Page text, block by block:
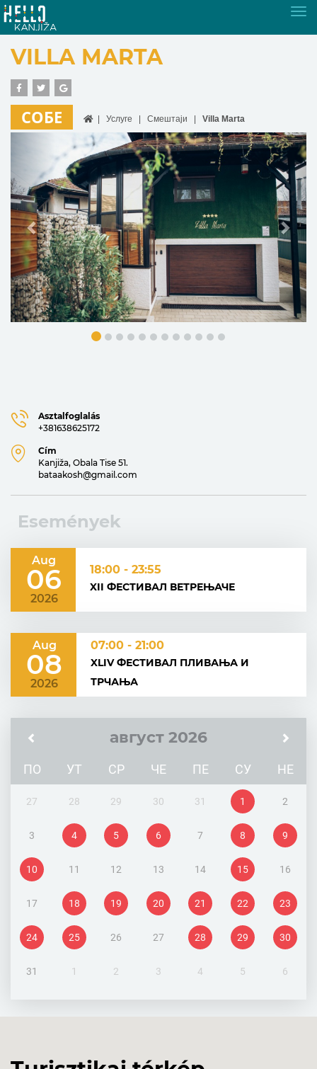
VILLA MARTA
СОБЕ Услуге Смештаји Villa Marta
Asztalfoglalás
+381638625172
Cím
Kanjiža, Obala Tise 51.
bataakosh@gmail.com
Események
Aug
06
2026
18:00 - 23:55
XII ФЕСТИВАЛ ВЕТРЕЊАЧЕ
Aug
08
2026
07:00 - 21:00
XLIV ФЕСТИВАЛ ПЛИВАЊА И
ТРЧАЊА
август 2026
ПО УТ СР ЧЕ ПЕ СУ НЕ
27 28 29 30 31 1 2
3 4 5 6 7 8 9
10 11 12 13 14 15 16
17 18 19 20 21 22 23
24 25 26 27 28 29 30
31 1 2 3 4 5 6